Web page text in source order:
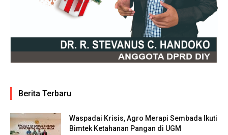
Berita Terbaru
Waspadai Krisis, Agro Merapi Sembada Ikuti
Bimtek Ketahanan Pangan di UGM